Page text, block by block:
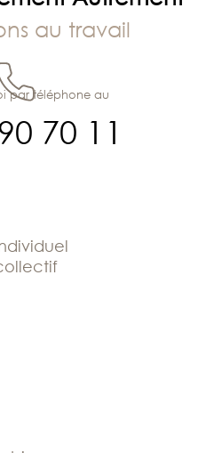
au travail
70 11
par téléphone au